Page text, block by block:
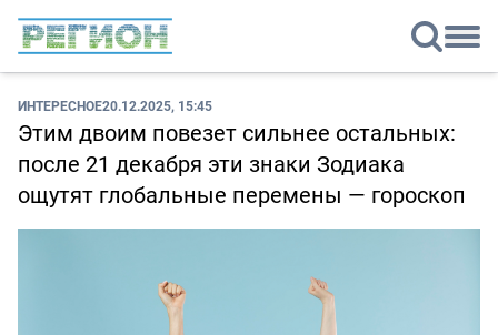
ИНТЕРЕСНОЕ20.12.2025, 15:45
Этим двоим повезет сильнее остальных:
после 21 декабря эти знаки Зодиака
ощутят глобальные перемены — гороскоп